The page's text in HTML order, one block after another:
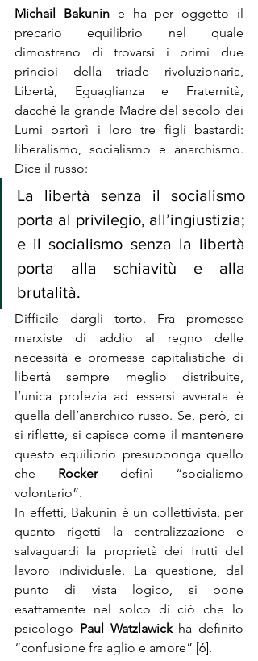
Michail Bakunin e ha per oggetto il
precario equilibrio nel quale
dimostrano di trovarsi i primi due
principi della triade rivoluzionaria,
Libertà, Eguaglianza e Fraternità,
dacché la grande Madre del secolo dei
Lumi partorì i loro tre figli bastardi:
liberalismo, socialismo e anarchismo.
Dice il russo:
La libertà senza il socialismo
porta al privilegio, all’ingiustizia;
e il socialismo senza la libertà
porta alla schiavitù e alla
brutalità.
Difficile dargli torto. Fra promesse
marxiste di addio al regno delle
necessità e promesse capitalistiche di
libertà sempre meglio distribuite,
l’unica profezia ad essersi avverata è
quella dell’anarchico russo. Se, però, ci
si riflette, si capisce come il mantenere
questo equilibrio presupponga quello
che Rocker definì “socialismo
volontario”.
In effetti, Bakunin è un collettivista, per
quanto rigetti la centralizzazione e
salvaguardi la proprietà dei frutti del
lavoro individuale. La questione, dal
punto di vista logico, si pone
esattamente nel solco di ciò che lo
psicologo Paul Watzlawick ha definito
“confusione fra aglio e amore” [6].